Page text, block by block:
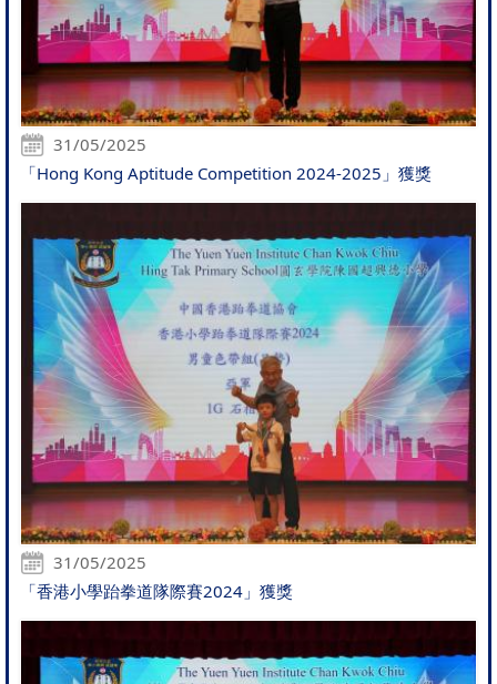
31/05/2025
「Hong Kong Aptitude Competition 2024-2025」獲獎
31/05/2025
「香港小學跆拳道隊際賽2024」獲獎